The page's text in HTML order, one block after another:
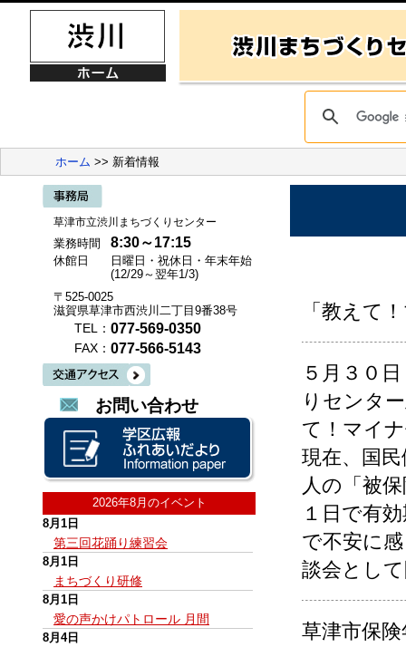
ホーム >> 新着情報
草津市立渋川まちづくりセンター
業務時間 8:30～17:15
休館日
日曜日・祝休日・年末年始
(12/29～翌年1/3)
〒525-0025
滋賀県草津市西渋川二丁目9番38号
TEL： 077-569-0350
FAX： 077-566-5143
お問い合わせ
2026年8月のイベント
8月1日
第三回花踊り練習会
8月1日
まちづくり研修
8月1日
愛の声かけパトロール 月間
8月4日
「教えて
５月３０
りセンタ
て！マイ
現在、国
人の「被
１日で有
で不安に
談会とし
草津市保